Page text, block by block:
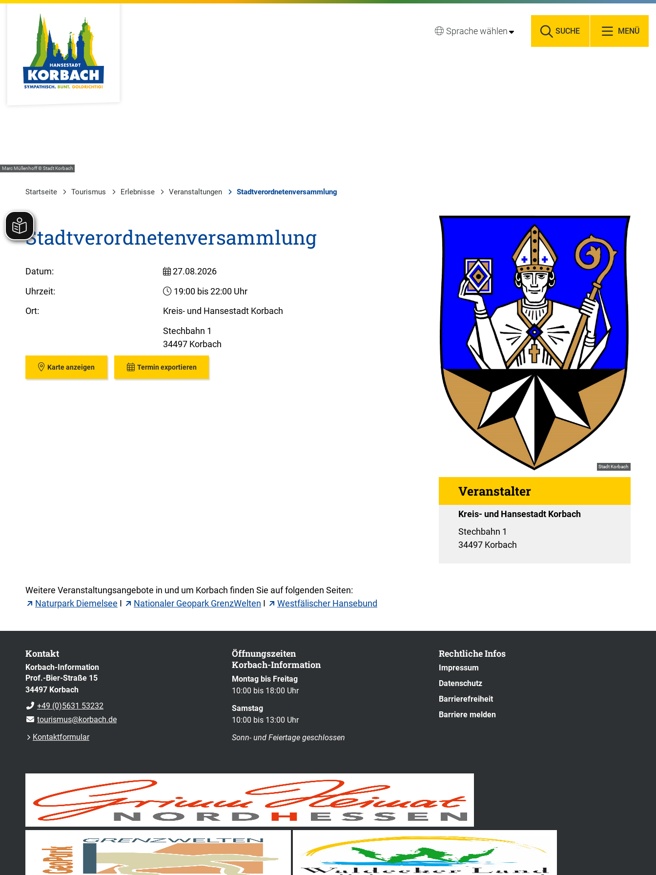
Sprache wählen SUCHE MENÜ
Marc Müllenhoff © Stadt Korbach
Startseite Tourismus Erlebnisse Veranstaltungen Stadtverordnetenversammlung
Stadtverordnetenversammlung
Datum:
27.08.2026
Uhrzeit:
19:00 bis 22:00 Uhr
Ort:
Kreis- und Hansestadt Korbach
Stechbahn 1
34497 Korbach
Karte anzeigen Termin exportieren
Stadt Korbach
Veranstalter
Kreis- und Hansestadt Korbach
Stechbahn 1
34497 Korbach
Weitere Veranstaltungsangebote in und um Korbach finden Sie auf folgenden Seiten:
Naturpark Diemelsee I Nationaler Geopark GrenzWelten I Westfälischer Hansebund
Kontakt
Korbach-Information
Prof.-Bier-Straße 15
34497 Korbach
+49 (0)5631 53232
tourismus@korbach.de
Kontaktformular
Öffnungszeiten
Korbach-Information
Montag bis Freitag
10:00 bis 18:00 Uhr
Samstag
10:00 bis 13:00 Uhr
Sonn- und Feiertage geschlossen
Rechtliche Infos
Impressum
Datenschutz
Barrierefreiheit
Barriere melden